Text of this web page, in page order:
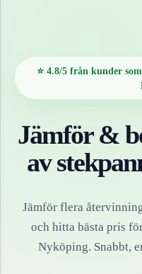
⭐ 4.8/5 från kunder
Jämför &
av
Jämför flera
och hitta bästa pris
Nyköping. Snabbt,